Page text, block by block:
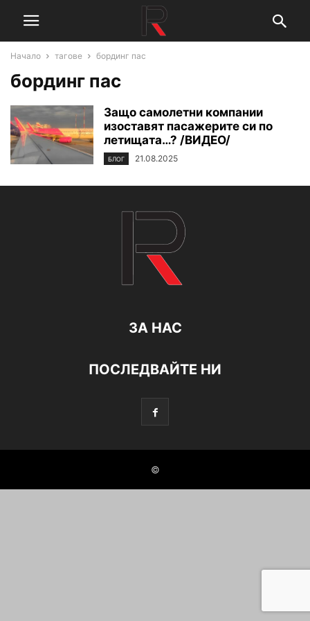
Начало тагове бординг пас
бординг пас
Защо самолетни компании
изоставят пасажерите си по
летищата…? /ВИДЕО/
БЛОГ 21.08.2025
ЗА НАС
ПОСЛЕДВАЙТЕ НИ
©